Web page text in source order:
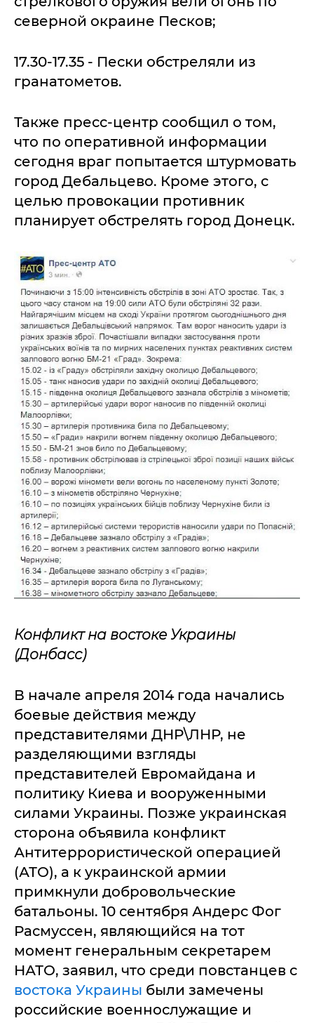
северной окраине Песков;
17.30-17.35 - Пески обстреляли из
гранатометов.
Также пресс-центр сообщил о том,
что по оперативной информации
сегодня враг попытается штурмовать
город Дебальцево. Кроме этого, с
целью провокации противник
планирует обстрелять город Донецк.
Конфликт на востоке Украины
(Донбасс)
В начале апреля 2014 года начались
боевые действия между
представителями ДНР\ЛНР, не
разделяющими взгляды
представителей Евромайдана и
политику Киева и вооруженными
силами Украины. Позже украинская
сторона объявила конфликт
Антитеррористической операцией
(АТО), а к украинской армии
примкнули добровольческие
батальоны. 10 сентября Андерс Фог
Расмуссен, являющийся на тот
момент генеральным секретарем
НАТО, заявил, что среди повстанцев с
востока Украины были замечены
российские военнослужащие и